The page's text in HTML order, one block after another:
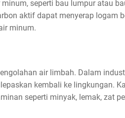
seperti bau lumpur atau
aktif dapat menyerap logam
minum.
air limbah. Dalam
kembali ke lingkungan.
seperti minyak, lemak, zat